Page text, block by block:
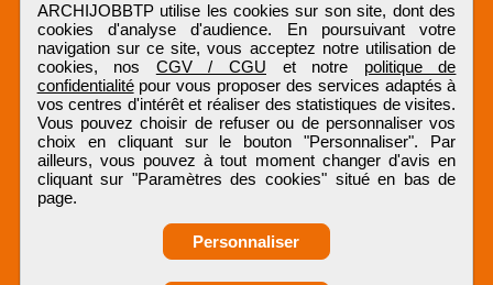
ARCHIJOBBTP utilise les cookies sur son site, dont des
cookies d'analyse d'audience. En poursuivant votre
navigation sur ce site, vous acceptez notre utilisation de
cookies, nos CGV / CGU et notre politique de
confidentialitépour vous proposer des services adaptés à
vos centres d'intérêt et réaliser des statistiques de visites.
Vous pouvez choisir de refuser ou de personnaliser vos
choix en cliquant sur le bouton "Personnaliser". Par
ailleurs, vous pouvez à tout moment changer d'avis en
cliquant sur "Paramètres des cookies" situé en bas de
page.
Personnaliser